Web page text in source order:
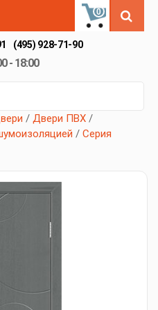
0
(495) 928-71-90
- 18:00
/ Двери ПВХ /
/ Серия